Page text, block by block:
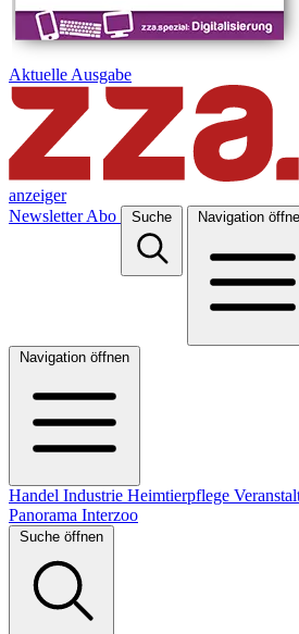
Aktuelle Ausgabe
anzeiger
Newsletter Abo Suche Navigation
Navigation öffnen
Handel Industrie Heimtierpflege
Panorama Interzoo
Suche öffnen